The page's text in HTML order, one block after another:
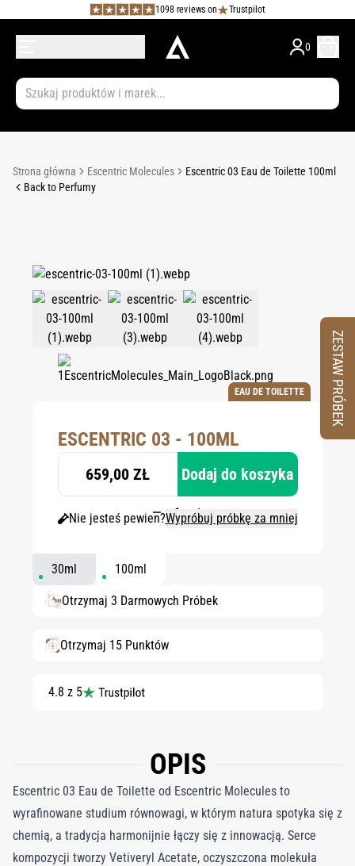
1098 reviews on Trustpilot
0
Strona główna Escentric Molecules
Escentric 03 Eau de Toilette 100ml
Back to Perfumy
EAU DE TOILETTE
ESCENTRIC 03 - 100ML
659,00 ZŁ Dodaj do koszyka
Nie jesteś pewien?Wypróbuj próbkę za mniej
30ml 100ml
Otrzymaj 3 Darmowych Próbek
Otrzymaj 15 Punktów
4.8 z 5
OPIS
Escentric 03 Eau de Toilette od Escentric Molecules to
wyrafinowane studium równowagi, w którym natura spotyka się z
chemią, a tradycja harmonijnie łączy się z innowacją. Serce
kompozycji tworzy Vetiveryl Acetate, oczyszczona molekuła
ZESTAW PRÓBEK